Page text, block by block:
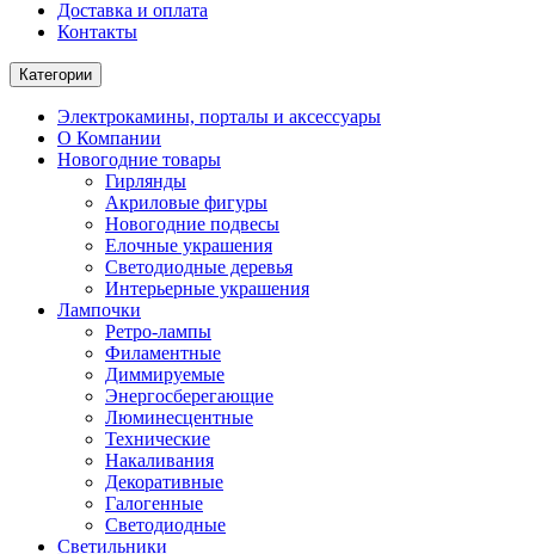
Доставка и оплата
Контакты
Категории
Электрокамины, порталы и аксессуары
О Компании
Новогодние товары
Гирлянды
Акриловые фигуры
Новогодние подвесы
Елочные украшения
Светодиодные деревья
Интерьерные украшения
Лампочки
Ретро-лампы
Филаментные
Диммируемые
Энергосберегающие
Люминесцентные
Технические
Накаливания
Декоративные
Галогенные
Светодиодные
Светильники